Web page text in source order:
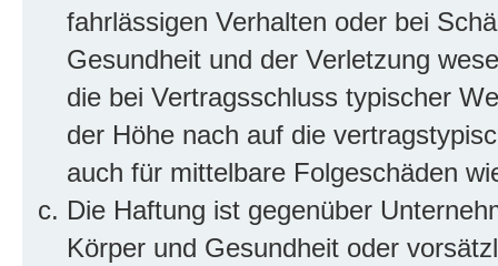
fahrlässigen Verhalten oder bei
Gesundheit und der Verletzung
die bei Vertragsschluss typischer
der Höhe nach auf die
auch für mittelbare Folgeschäden
Die Haftung ist gegenüber
Körper und Gesundheit oder